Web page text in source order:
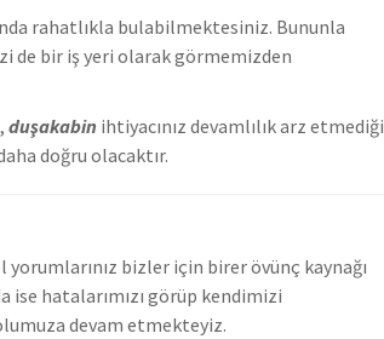
rahatlıkla bulabilmektesiniz. Bununla
de bir iş yeri olarak görmemizden
duşakabin ihtiyacınız devamlılık arz etmediği
doğru olacaktır.
bizler için birer övünç kaynağı
ise hatalarımızı görüp kendimizi
devam etmekteyiz.